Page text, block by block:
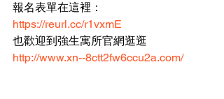
報名表單在這裡：
https://reurl.cc/r1vxmE
也歡迎到強生寓所官網逛逛
http://www.xn--8ctt2fw6ccu2a.com/